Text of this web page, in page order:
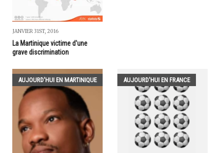
JANVIER 31ST, 2016
La Martinique victime d'une
grave discrimination
AUJOURD'HUI EN MARTINIQUE AUJOURD'HUI EN FRANCE